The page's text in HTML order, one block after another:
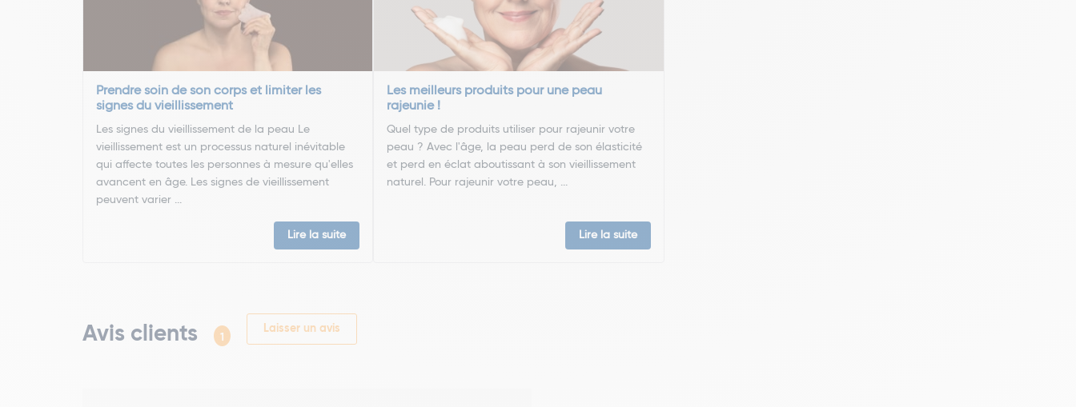
Prendre soin de son corps et limiter les
signes du vieillissement
Les signes du vieillissement de la peau Le
vieillissement est un processus naturel inévitable
qui affecte toutes les personnes à mesure qu'elles
avancent en âge. Les signes de vieillissement
peuvent varier ...
Lire la suite
Les meilleurs produits pour une peau
rajeunie !
Quel type de produits utiliser pour rajeunir votre
peau ? Avec l'âge, la peau perd de son élasticité
et perd en éclat aboutissant à son vieillissement
naturel. Pour rajeunir votre peau, ...
Lire la suite
Avis clients 1
Laisser un avis